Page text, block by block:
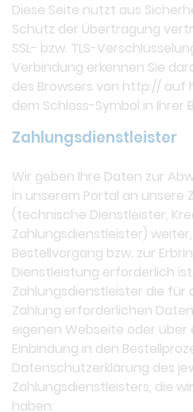
Diese Seite nutzt aus
Schutz der Übertragung
SSL- bzw. TLS-
Verbindung erkennen Sie
des Browsers von http://
dem Schloss-Symbol in Ihrer
Zahlungsdienstleister
Wir geben Ihre Daten zur
in unserem Portal an unsere
(technische Dienstleister,
Zahlungsdienstleister)
Bestellvorgang bzw. zur
Dienstleistung erforderlich
Zahlungsdienstleister die für
Zahlung erforderlichen
eigenen Webseite oder
Einbindung in den
Datenschutzerklärung des
Zahlungsdienstleisters, die
haben: